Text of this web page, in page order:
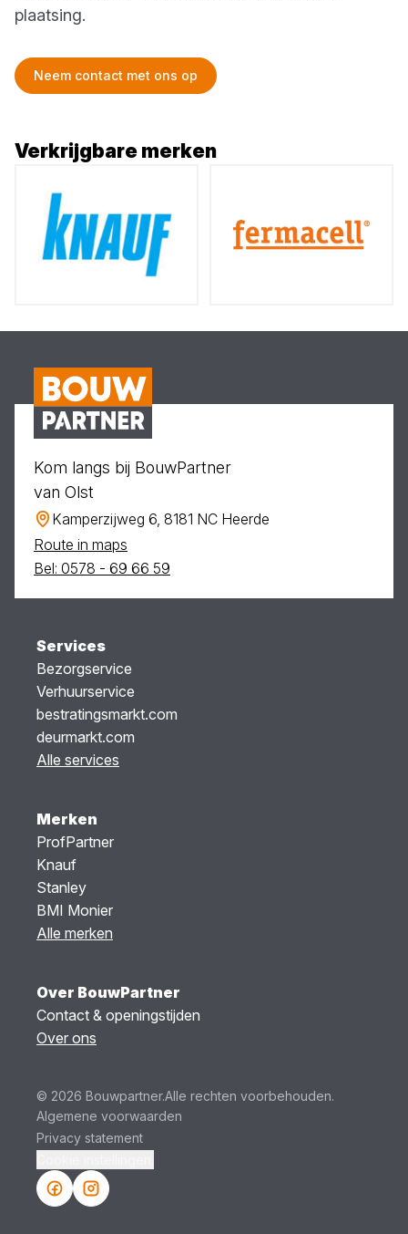
plaatsing.
Neem contact met ons op
Verkrijgbare merken
Kom langs bij BouwPartner
van Olst
Kamperzijweg 6, 8181 NC Heerde
Route in maps
Bel: 0578 - 69 66 59
Services
Bezorgservice
Verhuurservice
bestratingsmarkt.com
deurmarkt.com
Alle services
Merken
ProfPartner
Knauf
Stanley
BMI Monier
Alle merken
Over BouwPartner
Contact & openingstijden
Over ons
© 2026 Bouwpartner.Alle rechten voorbehouden.
Algemene voorwaarden
Privacy statement